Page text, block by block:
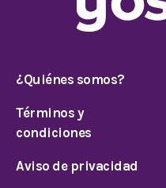
¿Quiénes somos?
Términos y
condiciones
Aviso de privacidad